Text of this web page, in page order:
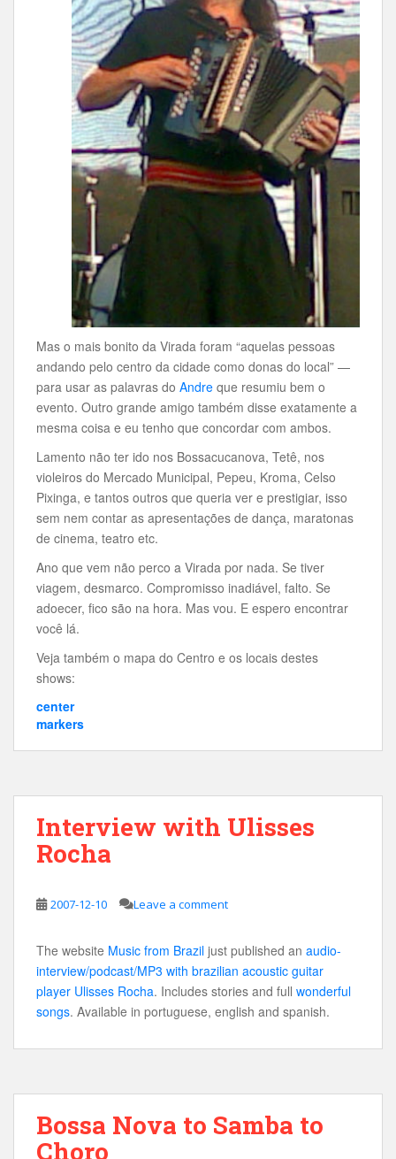
Mas o mais bonito da Virada foram “aquelas pessoas
andando pelo centro da cidade como donas do local” —
para usar as palavras do Andre que resumiu bem o
evento. Outro grande amigo também disse exatamente a
mesma coisa e eu tenho que concordar com ambos.
Lamento não ter ido nos Bossacucanova, Tetê, nos
violeiros do Mercado Municipal, Pepeu, Kroma, Celso
Pixinga, e tantos outros que queria ver e prestigiar, isso
sem nem contar as apresentações de dança, maratonas
de cinema, teatro etc.
Ano que vem não perco a Virada por nada. Se tiver
viagem, desmarco. Compromisso inadiável, falto. Se
adoecer, fico são na hora. Mas vou. E espero encontrar
você lá.
Veja também o mapa do Centro e os locais destes
shows:
center
markers
Interview with Ulisses
Rocha
2007-12-10 Leave a comment
The website Music from Brazil just published an audio-
interview/podcast/MP3 with brazilian acoustic guitar
player Ulisses Rocha. Includes stories and full wonderful
songs. Available in portuguese, english and spanish.
Bossa Nova to Samba to
Choro